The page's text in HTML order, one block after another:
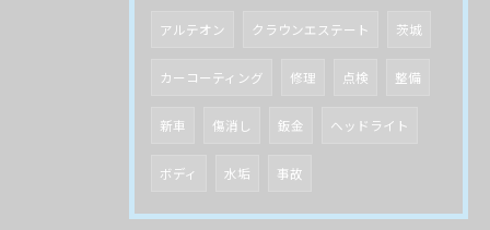
アルテオン クラウンエステート 茨城
カーコーティング 修理 点検 整備
新車 傷消し 鈑金 ヘッドライト
ボディ 水垢 事故